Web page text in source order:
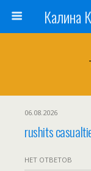
06.08.2026
rushits
НЕТ ОТВЕТОВ